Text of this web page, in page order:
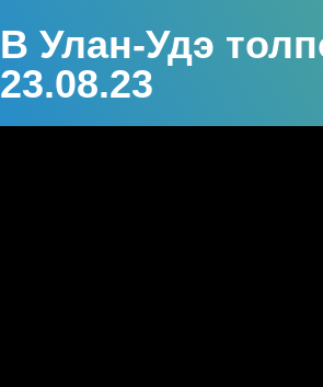
В Улан-Удэ
23.08.23